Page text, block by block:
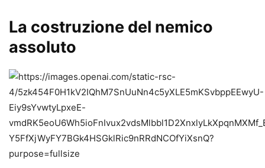
La costruzione del nemico
assoluto